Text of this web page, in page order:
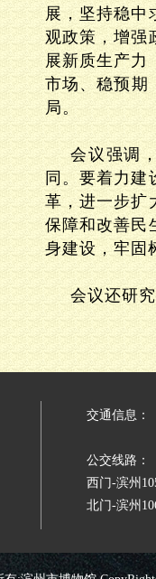
展，坚持稳中
观政策，增强
展新质生产力
市场、稳预期
局。
会议强调
同。要着力建
革，进一步扩
保障和改善民
身建设，牢固
会议还研
交通信息：
公交线路：
西门-滨州
北门-滨州